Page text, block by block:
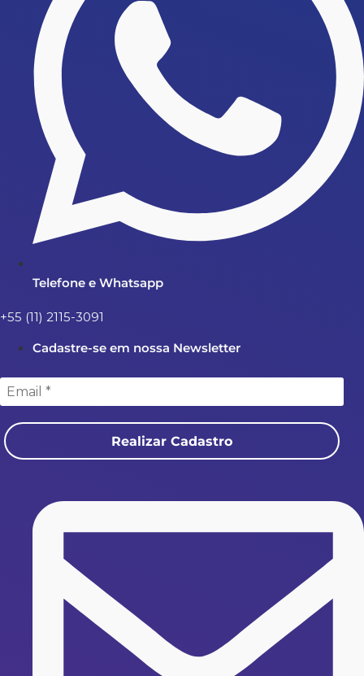
Telefone e Whatsapp
+55 (11) 2115-3091
Cadastre-se em nossa Newsletter
Realizar Cadastro